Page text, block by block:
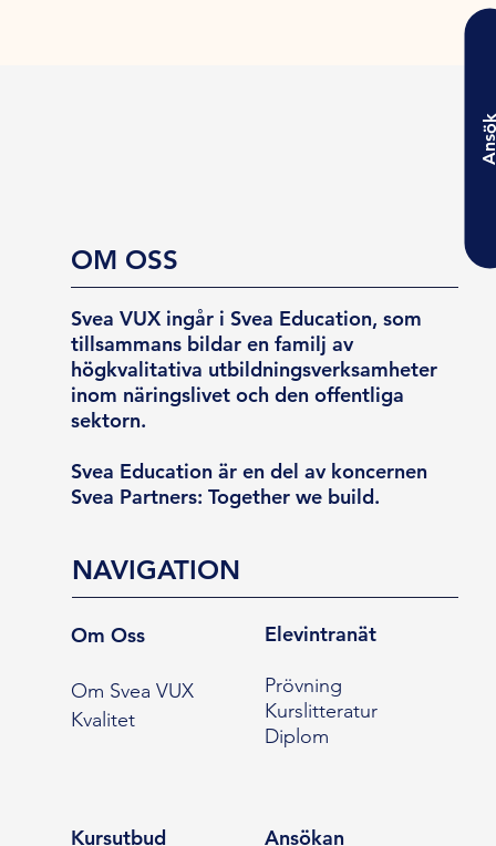
OM OSS
Svea VUX ingår i Svea Education, som
tillsammans bildar en familj av
högkvalitativa utbildningsverksamheter
inom näringslivet och den offentliga
sektorn.
Svea Education är en del av koncernen
Svea Partners: Together we build.
NAVIGATION
Om Oss
Om Svea VUX
Kvalitet
Elevintranät
Prövning
Kurslitteratur
Diplom
Kursutbud Ansökan